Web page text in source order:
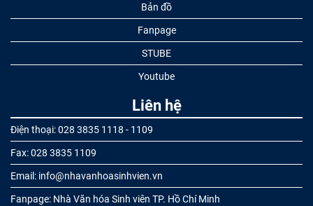
Bản đồ
Fanpage
STUBE
Youtube
Liên hệ
Điện thoại: 028 3835 1118 - 1109
Fax: 028 3835 1109
Email: info@nhavanhoasinhvien.vn
Fanpage: Nhà Văn hóa Sinh viên TP. Hồ Chí Minh